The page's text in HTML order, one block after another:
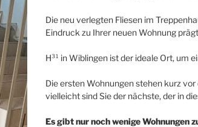
Die neu verlegten Fliesen im
Eindruck zu Ihrer neuen Wohnung
H³¹ in Wiblingen ist der ideale Ort, um
Die ersten Wohnungen stehen kurz
vielleicht sind Sie der nächste, der in
Es gibt nur noch wenige Wohnungen